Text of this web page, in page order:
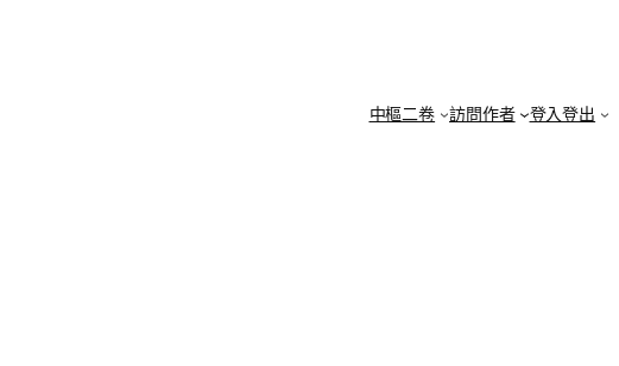
中樞二卷 訪問作者 登入登出